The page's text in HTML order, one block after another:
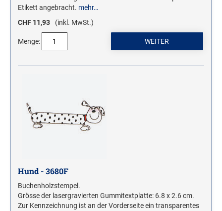
STEMPLINO STEMPEL
Ministempel
Ministempel Kleine Mixe
VINTAGE STEMPEL FAMILIE
VINTAGE STEMPEL
WOODIES Textstempel
MINI WOODIES
WOODIES FARBWELT
Etikett angebracht. mehr…
CHF 11,93
(inkl. MwSt.)
Menge:
Hund - 3680F
Buchenholzstempel.
Grösse der lasergravierten Gummitextplatte: 6.8 x 2.6 cm.
Zur Kennzeichnung ist an der Vorderseite ein transparentes